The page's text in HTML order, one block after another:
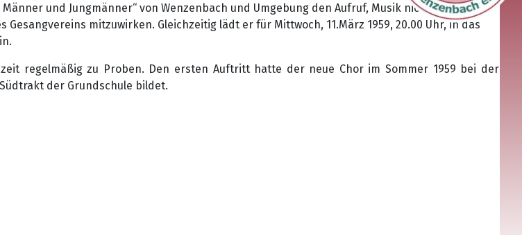
und Jungmänner“ von Wenzenbach und Umgebung den Aufruf, Musik nicht nur passiv
mitzuwirken. Gleichzeitig lädt er für Mittwoch, 11.März 1959, 20.00 Uhr, in das
regelmäßig zu Proben. Den ersten Auftritt hatte der neue Chor im Sommer 1959 bei der
der Grundschule bildet.